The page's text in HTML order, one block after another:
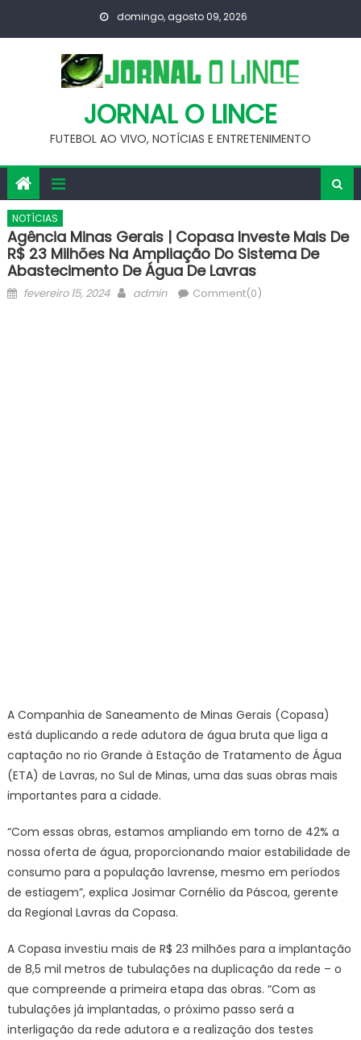
domingo, agosto 09, 2026
JORNAL O LINCE
FUTEBOL AO VIVO, NOTÍCIAS E ENTRETENIMENTO
NOTÍCIAS
Agência Minas Gerais | Copasa Investe Mais De
R$ 23 Milhões Na Ampliação Do Sistema De
Abastecimento De Água De Lavras
Posted
fevereiro 15, 2024 Author
admin Comment(0)
A Companhia de Saneamento de Minas Gerais (Copasa)
está duplicando a rede adutora de água bruta que liga a
captação no rio Grande à Estação de Tratamento de Água
(ETA) de Lavras, no Sul de Minas, uma das suas obras mais
importantes para a cidade.
“Com essas obras, estamos ampliando em torno de 42% a
nossa oferta de água, proporcionando maior estabilidade de
consumo para a população lavrense, mesmo em períodos
de estiagem”, explica Josimar Cornélio da Páscoa, gerente
da Regional Lavras da Copasa.
A Copasa investiu mais de R$ 23 milhões para a implantação
de 8,5 mil metros de tubulações na duplicação da rede – o
que compreende a primeira etapa das obras. “Com as
tubulações já implantadas, o próximo passo será a
interligação da rede adutora e a realização dos testes